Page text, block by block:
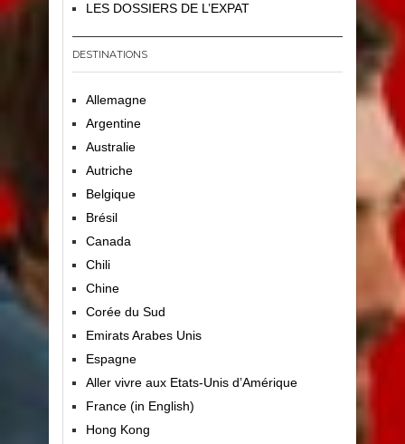
LES DOSSIERS DE L’EXPAT
DESTINATIONS
Allemagne
Argentine
Australie
Autriche
Belgique
Brésil
Canada
Chili
Chine
Corée du Sud
Emirats Arabes Unis
Espagne
Aller vivre aux Etats-Unis d’Amérique
France (in English)
Hong Kong